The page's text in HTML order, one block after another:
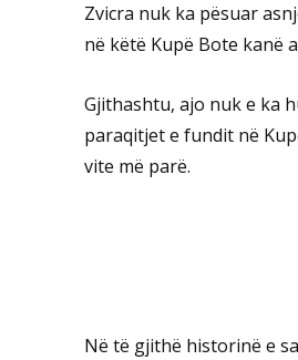
Zvicra nuk ka pësuar
në këtë Kupë Bote kanë
Gjithashtu, ajo nuk e ka
paraqitjet e fundit në
vite më parë.
Në të gjithë historinë e